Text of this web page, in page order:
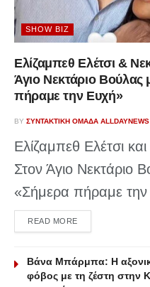
SHOW BIZ
Ελίζαμπεθ Ελέτσι &
Άγιο Νεκτάριο Βούλας
πήραμε την Ευχή»
BY ΣΥΝΤΑΚΤΙΚΉ ΟΜΆΔΑ ALLDAYNEWS
Ελίζαμπεθ Ελέτσι
Στον Άγιο Νεκτάριο
«Σήμερα πήραμε
READ MOREDETAILS
Βάνα Μπάρμπα: Η
φόβος με τη ζέστη στην